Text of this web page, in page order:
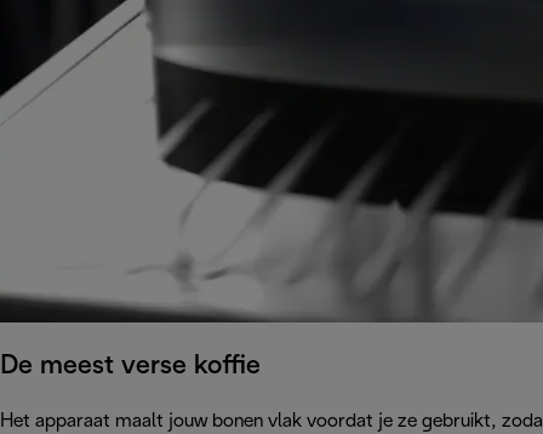
De meest verse koffie
Het apparaat maalt jouw bonen vlak voordat je ze gebruikt,